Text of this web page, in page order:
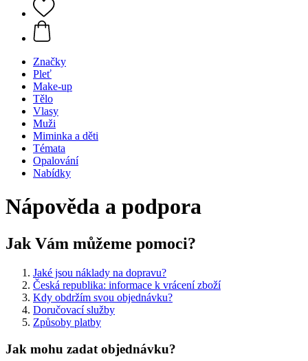
Značky
Pleť
Make-up
Tělo
Vlasy
Muži
Miminka a děti
Témata
Opalování
Nabídky
Nápověda a podpora
Jak Vám můžeme pomoci?
Jaké jsou náklady na dopravu?
Česká republika: informace k vrácení zboží
Kdy obdržím svou objednávku?
Doručovací služby
Způsoby platby
Jak mohu zadat objednávku?